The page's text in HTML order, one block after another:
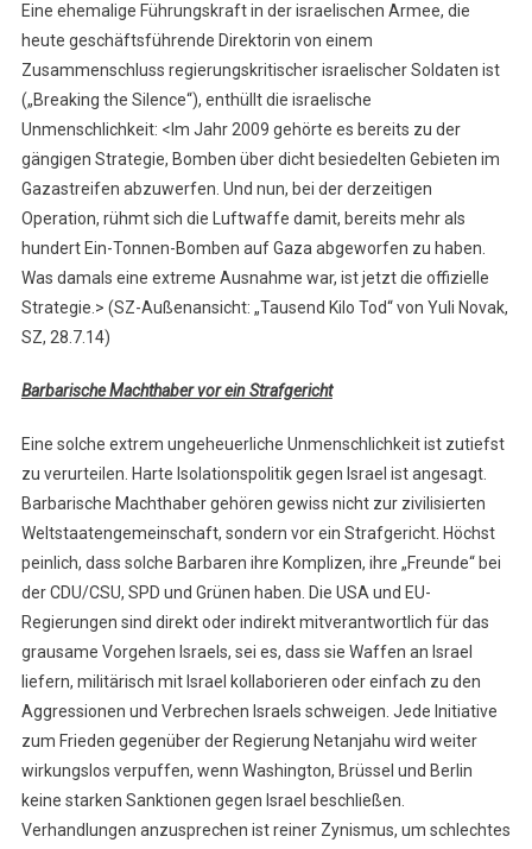
Eine ehemalige Führungskraft in der israelischen Armee, die
heute geschäftsführende Direktorin von einem
Zusammenschluss regierungskritischer israelischer Soldaten ist
(„Breaking the Silence“), enthüllt die israelische
Unmenschlichkeit: <Im Jahr 2009 gehörte es bereits zu der
gängigen Strategie, Bomben über dicht besiedelten Gebieten im
Gazastreifen abzuwerfen. Und nun, bei der derzeitigen
Operation, rühmt sich die Luftwaffe damit, bereits mehr als
hundert Ein-Tonnen-Bomben auf Gaza abgeworfen zu haben.
Was damals eine extreme Ausnahme war, ist jetzt die offizielle
Strategie.> (SZ-Außenansicht: „Tausend Kilo Tod“ von Yuli Novak,
SZ, 28.7.14)
Barbarische Machthaber vor ein Strafgericht
Eine solche extrem ungeheuerliche Unmenschlichkeit ist zutiefst
zu verurteilen. Harte Isolationspolitik gegen Israel ist angesagt.
Barbarische Machthaber gehören gewiss nicht zur zivilisierten
Weltstaatengemeinschaft, sondern vor ein Strafgericht. Höchst
peinlich, dass solche Barbaren ihre Komplizen, ihre „Freunde“ bei
der CDU/CSU, SPD und Grünen haben. Die USA und EU-
Regierungen sind direkt oder indirekt mitverantwortlich für das
grausame Vorgehen Israels, sei es, dass sie Waffen an Israel
liefern, militärisch mit Israel kollaborieren oder einfach zu den
Aggressionen und Verbrechen Israels schweigen. Jede Initiative
zum Frieden gegenüber der Regierung Netanjahu wird weiter
wirkungslos verpuffen, wenn Washington, Brüssel und Berlin
keine starken Sanktionen gegen Israel beschließen.
Verhandlungen anzusprechen ist reiner Zynismus, um schlechtes